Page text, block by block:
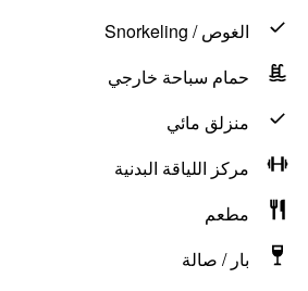
الغوص / Snorkeling
حمام سباحة خارجي
منزلق مائي
مركز اللياقة البدنية
مطعم
بار / صالة